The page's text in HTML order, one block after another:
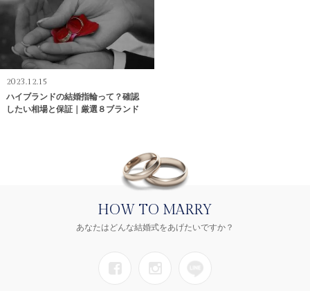
2023.12.15
ハイブランドの結婚指輪って？確認
したい相場と保証｜厳選８ブランド
HOW TO MARRY
あなたはどんな結婚式をあげたいですか？